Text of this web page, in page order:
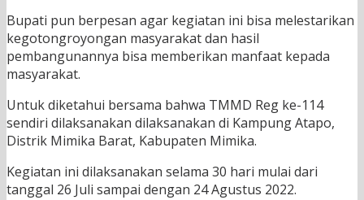
Bupati pun berpesan agar kegiatan ini bisa melestarikan
kegotongroyongan masyarakat dan hasil
pembangunannya bisa memberikan manfaat kepada
masyarakat.
Untuk diketahui bersama bahwa TMMD Reg ke-114
sendiri dilaksanakan dilaksanakan di Kampung Atapo,
Distrik Mimika Barat, Kabupaten Mimika.
Kegiatan ini dilaksanakan selama 30 hari mulai dari
tanggal 26 Juli sampai dengan 24 Agustus 2022.